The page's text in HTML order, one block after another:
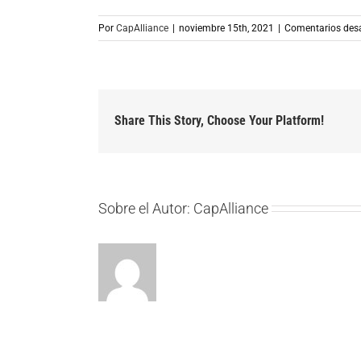
Por CapAlliance noviembre 15th, 2021 Comentarios
Share This Story, Choose Your Platform!
Sobre el Autor: CapAlliance